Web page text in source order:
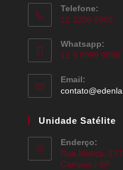
Telefone:
12 3206 9999
Whatsapp:
12 9 9999 9999
Email:
Unidade Satélite
Enderço:
Rua Maricá,
Campos | SP